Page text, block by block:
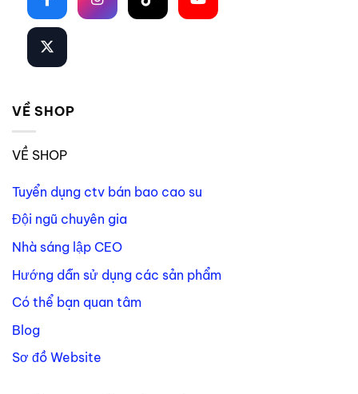
VỀ SHOP
VỀ SHOP
Tuyển dụng ctv bán bao cao su
Đội ngũ chuyên gia
Nhà sáng lập CEO
Hướng dẫn sử dụng các sản phẩm
Có thể bạn quan tâm
Blog
Sơ đồ Website